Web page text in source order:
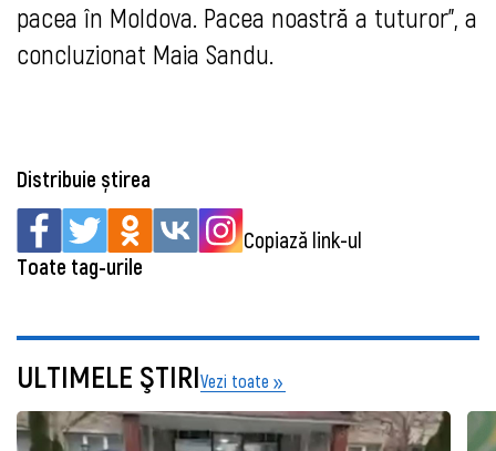
pacea în Moldova. Pacea noastră a tuturor", a
concluzionat Maia Sandu.
Distribuie știrea
Copiază link-ul
Toate tag-urile
ULTIMELE ŞTIRIVezi toate